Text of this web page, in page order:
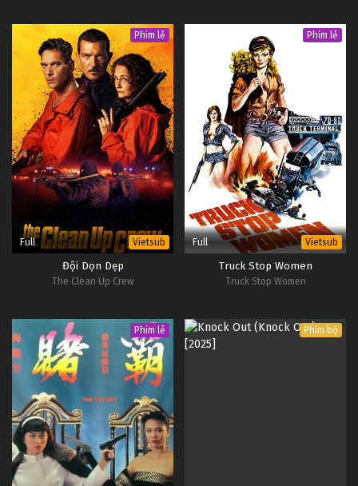
Phim lẻ
Full Vietsub
Đội Dọn Dẹp
The Clean Up Crew
Phim lẻ
Full Vietsub
Truck Stop Women
Truck Stop Women
Phim lẻ Phim bộ